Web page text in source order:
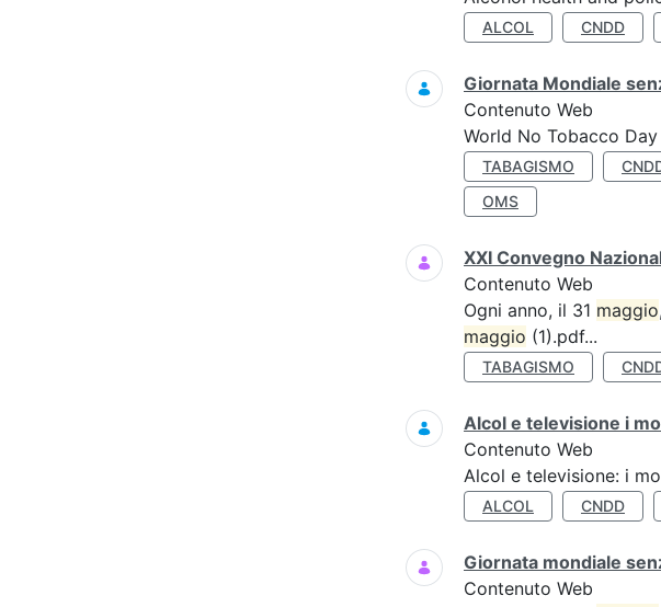
ALCOL CNDD
Giornata Mondiale
Contenuto Web
World No Tobacco Day
TABAGISMO
OMS
XXI Convegno
Contenuto Web
Ogni anno, il 31 maggio
maggio (1).pdf...
TABAGISMO
Alcol e televisione i
Contenuto Web
Alcol e televisione: i
ALCOL CNDD
Giornata mondiale
Contenuto Web